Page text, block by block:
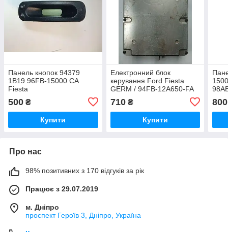
Панель кнопок 94379
1B19 96FB-15000 CA
Fiesta
500 ₴
Купити
Електронний блок
керування Ford Fiesta
GERM / 94FB-12A650-FA
710₴
Купити
800
Про нас
98% позитивних з 170 відгуків за рік
Працює з 29.07.2019
м. Дніпро
проспект Героїв 3, Дніпро, Україна